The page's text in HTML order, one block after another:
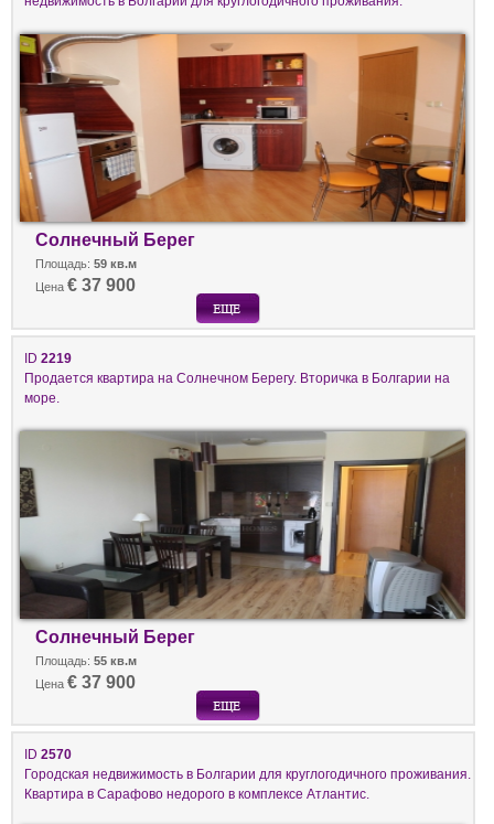
Солнечный Берег
Площадь: 59 кв.м
Цена € 37 900
ID 2219
Продается квартира на Солнечном Берегу. Вторичка в Болгарии на
море.
Солнечный Берег
Площадь: 55 кв.м
Цена € 37 900
ID 2570
Городская недвижимость в Болгарии для круглогодичного проживания.
Квартира в Сарафово недорого в комплексе Атлантис.